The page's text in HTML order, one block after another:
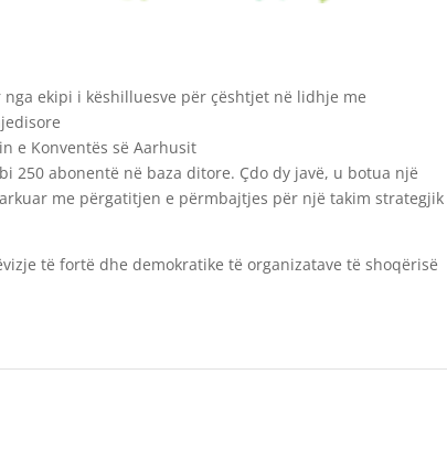
ekipi i këshilluesve për çështjet në lidhje me
e Konventës së Aarhusit
abonentë në baza ditore. Çdo dy javë, u botua një
me përgatitjen e përmbajtjes për një takim strategjik
të fortë dhe demokratike të organizatave të shoqërisë